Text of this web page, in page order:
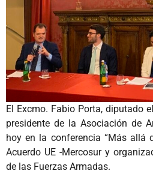
El Excmo. Fabio Porta, diputado
presidente de la Asociación de
hoy en la conferencia “Más allá
Acuerdo UE -Mercosur y
de las Fuerzas Armadas.